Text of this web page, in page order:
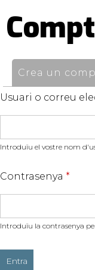
Pestanyes
primàries
Crea un
Usuari o correu
Introduïu el vostre nom
Contrasenya *
Introduïu la contrasenya